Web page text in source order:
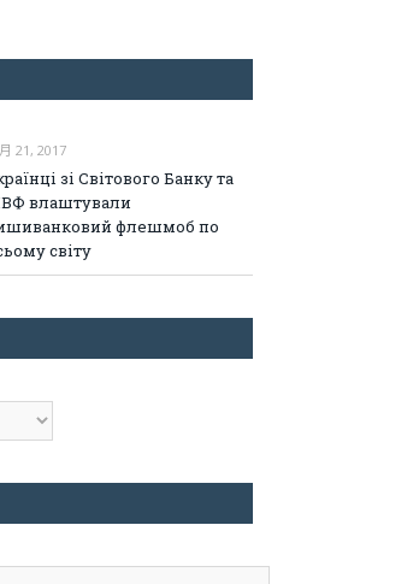
21, 2017
зі Світового Банку та
влаштували
флешмоб по
світу